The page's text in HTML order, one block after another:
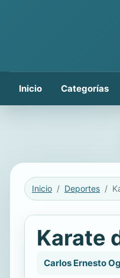
Inicio Categorías
Inicio Deportes
Karate
Carlos Ernesto